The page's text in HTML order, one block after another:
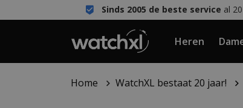
Sinds 2005 de beste service al
Heren
Home WatchXL bestaat 20 jaar!